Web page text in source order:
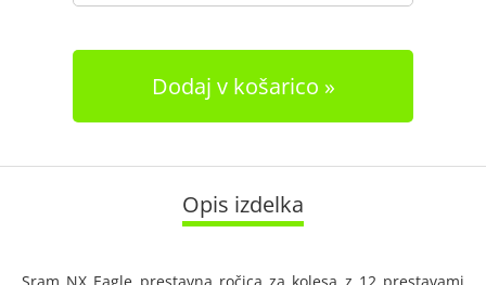
Dodaj v košarico
Opis izdelka